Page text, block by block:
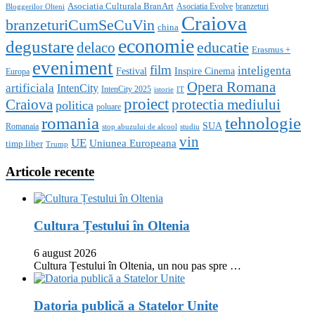
Bloggerilor Olteni Asociatia Culturala BranArt Asociatia Evolve branzeturi
branzeturiCumSeCuVin china Craiova
degustaredelaco economieeducatie Erasmus +
Europa eveniment Festival film Inspire Cinema inteligenta
artificiala IntenCity IntenCity 2025 istorie IT Opera Romana
Craiova politica poluare proiectprotectia mediului
Romanaia romania stop abuzului de alcool studiu SUA tehnologie
timp liber Trump UE Uniunea Europeana vin
Articole recente
Cultura Țestului în Oltenia
6 august 2026
Cultura Țestului în Oltenia, un nou pas spre …
Datoria publică a Statelor Unite